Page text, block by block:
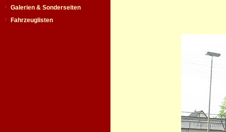
Galerien & Sonderseiten
Fahrzeuglisten